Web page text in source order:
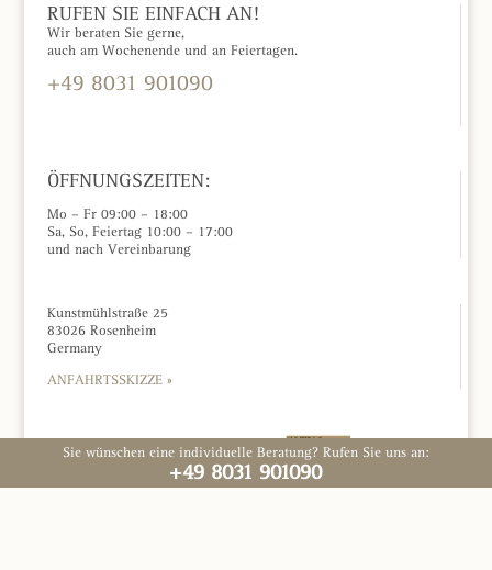
Sie wünschen eine individuelle Beratung? Rufen Sie uns an:
+49 8031 901090
RUFEN SIE EINFACH AN!
Wir beraten Sie gerne,
auch am Wochenende und an Feiertagen.
+49 8031 901090
ÖFFNUNGSZEITEN:
Mo – Fr 09:00 – 18:00
Sa, So, Feiertag 10:00 – 17:00
und nach Vereinbarung
Kunstmühlstraße 25
83026 Rosenheim
Germany
ANFAHRTSSKIZZE »
Impressum »
Datenschutz »